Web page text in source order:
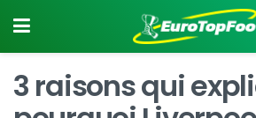
3 raisons qui